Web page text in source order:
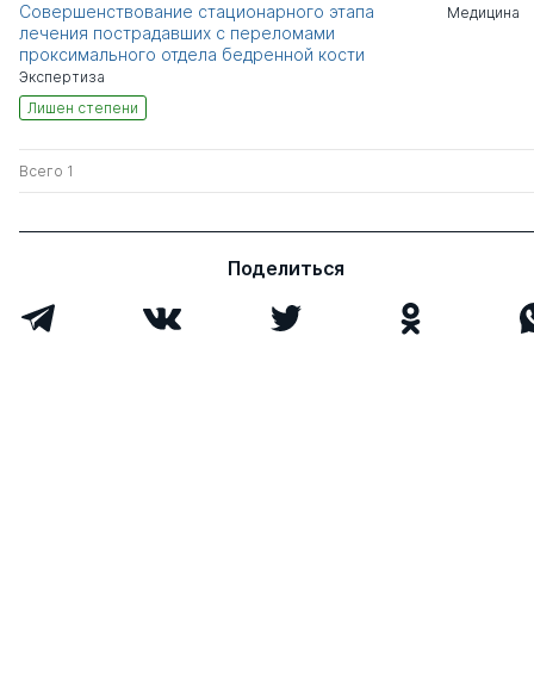
Совершенствование стационарного этапа
лечения пострадавших с переломами
проксимального отдела бедренной кости
Экспертиза
Лишен степени
Медицина
Всего 1
Поделиться